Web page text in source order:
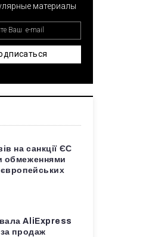
материалы
на санкції ЄС
обмеженнями
AliExpress
продаж